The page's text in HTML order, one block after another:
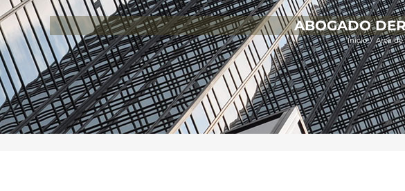
ABOGADO
Inicio / Area de